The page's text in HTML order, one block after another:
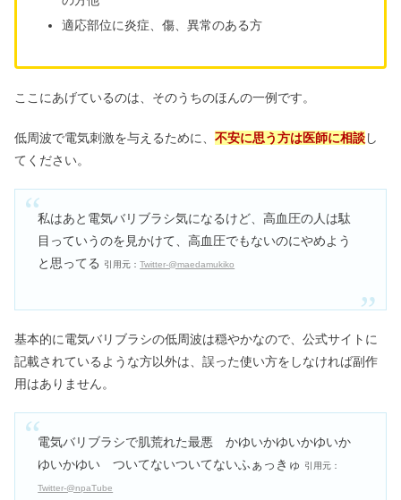
適応部位に炎症、傷、異常のある方
ここにあげているのは、そのうちのほんの一例です。
低周波で電気刺激を与えるために、 不安に思う方は医師に相談し
てください。
私はあと電気バリブラシ気になるけど、高血圧の人は駄
目っていうのを見かけて、高血圧でもないのにやめよう
と思ってる
引用元：Twitter-@maedamukiko
基本的に電気バリブラシの低周波は穏やかなので、公式サイトに
記載されているような方以外は、誤った使い方をしなければ副作
用はありません。
電気バリブラシで肌荒れた最悪 かゆいかゆいかゆいか
ゆいかゆい ついてないついてないふぁっきゅ
引用元：
Twitter-@npaTube